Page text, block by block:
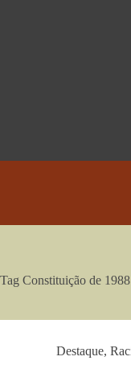
Tag Constituição de 1988
Destaque,